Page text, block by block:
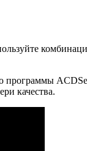
программы
качества.